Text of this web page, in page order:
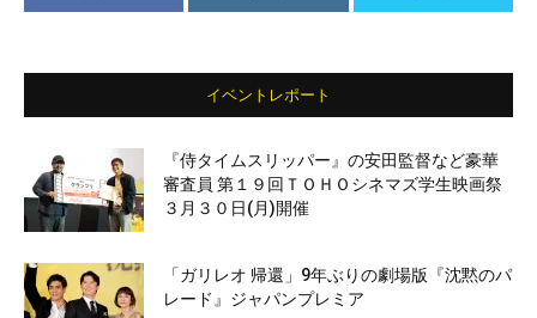
イベントレポート
『侍タイムスリッパー』の安田監督など豪華
審査員 第１９回ＴＯＨＯシネマズ学生映画祭
３月３０日(月)開催
「ガリレオ 帰還」9年ぶりの劇場版『沈黙のパ
レード』ジャパンプレミア